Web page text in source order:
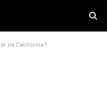
na Califórnia?